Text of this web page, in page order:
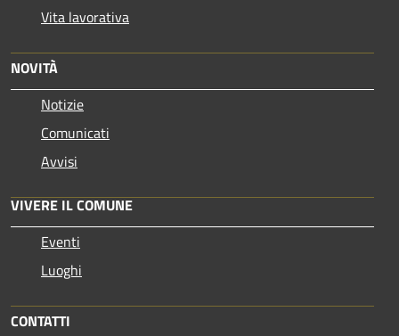
Vita lavorativa
NOVITÀ
Notizie
Comunicati
Avvisi
VIVERE IL COMUNE
Eventi
Luoghi
CONTATTI